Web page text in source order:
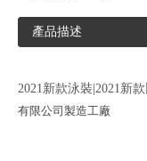
產品描述
2021新款泳裝|2021新
有限公司製造工廠